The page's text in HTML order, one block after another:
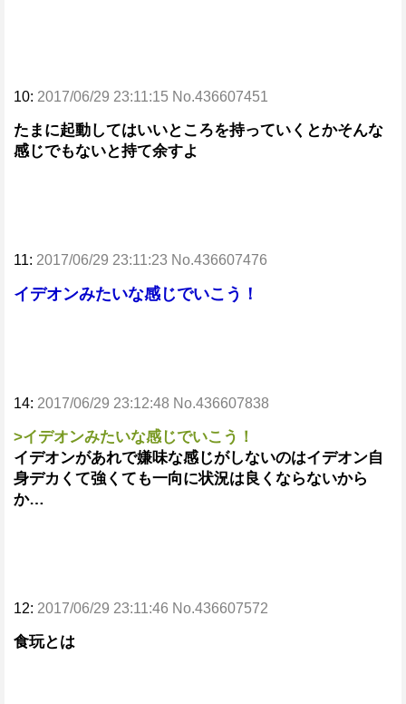
10: 2017/06/29 23:11:15 No.436607451
たまに起動してはいいところを持っていくとかそんな
感じでもないと持て余すよ
11: 2017/06/29 23:11:23 No.436607476
イデオンみたいな感じでいこう！
14: 2017/06/29 23:12:48 No.436607838
>イデオンみたいな感じでいこう！
イデオンがあれで嫌味な感じがしないのはイデオン自
身デカくて強くても一向に状況は良くならないから
か…
12: 2017/06/29 23:11:46 No.436607572
食玩とは